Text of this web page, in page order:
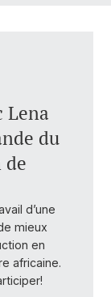
Lena
du
de
d’une
mieux
en
africaine.